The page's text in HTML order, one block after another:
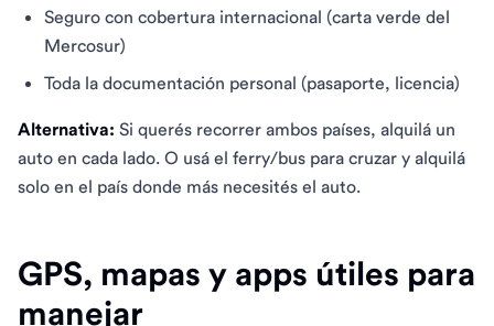
Seguro con cobertura internacional (carta verde del
Mercosur)
Toda la documentación personal (pasaporte, licencia)
Alternativa: Si querés recorrer ambos países, alquilá un
auto en cada lado. O usá el ferry/bus para cruzar y alquilá
solo en el país donde más necesités el auto.
GPS, mapas y apps útiles para
manejar